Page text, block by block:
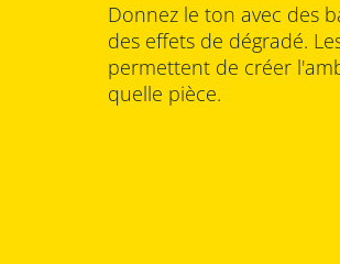
Donnez le ton avec des
des effets de dégradé.
permettent de créer
quelle pièce.